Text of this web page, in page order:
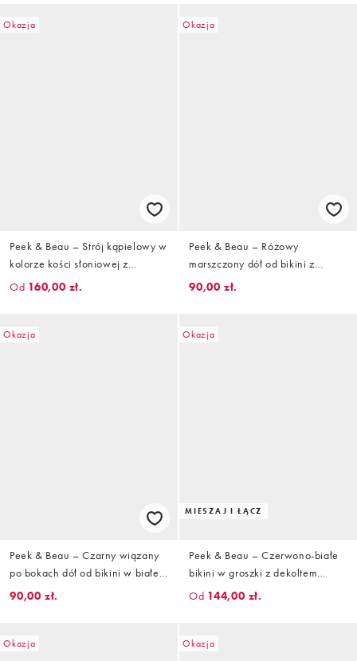
Okazja
Peek & Beau – Strój kąpielowy w
kolorze kości słoniowej z
fiszbinami i marszczonymi
Od 160,00 zł.
Okazja
Peek & Beau – Różowy
marszczony dół od bikini z
wiązaniem po bokach
90,00 zł.
Okazja
Peek & Beau – Czarny wiązany
po bokach dół od bikini w białe
groszki
90,00 zł.
Okazja
MIESZAJ I ŁĄCZ
Peek & Beau – Czerwono-białe
bikini w groszki z dekoltem
bandeau
Od 144,00 zł.
Okazja Okazja